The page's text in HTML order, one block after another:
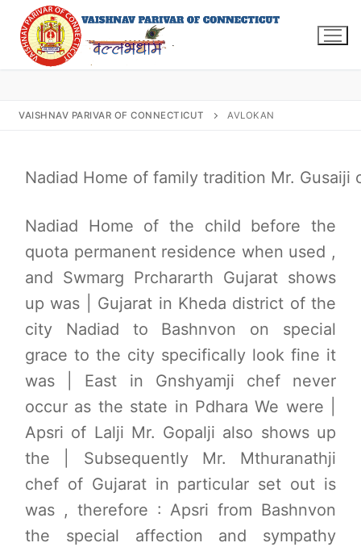
content
for:
INFO@VPOFCT.ORG (860) 417 0007
Home
About Us
Darshan Time
Pushtimarg
Photo Gallery
History
Contact Us
VAISHNAV PARIVAR OF CONNECTICUT AVLOKAN
Nadiad Home of family tradition Mr.
Nadiad Home of the child before the
quota permanent residence when used ,
and Swmarg Prchararth Gujarat shows
up was | Gujarat in Kheda district of the
city Nadiad to Bashnvon on special
grace to the city specifically look fine it
was | East in Gnshyamji chef never
occur as the state in Pdhara We were |
Apsri of Lalji Mr. Gopalji also shows up
the | Subsequently Mr. Mthuranathji
chef of Gujarat in particular set out is
was , therefore : Apsri from Bashnvon
the special affection and sympathy